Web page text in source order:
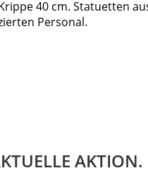
40 cm. Statuetten
Personal.
AKTION.